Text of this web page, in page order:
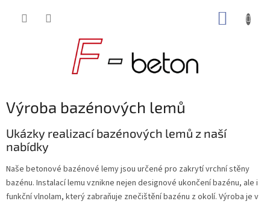
Výroba bazénových lemů
Ukázky realizací bazénových lemů z naší
nabídky
Naše betonové bazénové lemy jsou určené pro zakrytí vrchní stěny
bazénu. Instalací lemu vznikne nejen designové ukončení bazénu, ale i
funkční vlnolam, který zabraňuje znečištění bazénu z okolí. Výroba je v